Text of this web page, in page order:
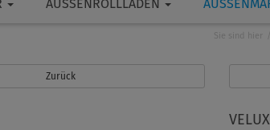
AUSSENROLLLADEN
Sie sind hier
Zurück